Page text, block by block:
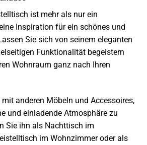
ist mehr als nur ein
Inspiration für ein schönes und
Sie sich von seinem eleganten
Funktionalität begeistern
Wohnraum ganz nach Ihren
anderen Möbeln und Accessoires,
und einladende Atmosphäre zu
Sie ihn als Nachttisch im
im Wohnzimmer oder als